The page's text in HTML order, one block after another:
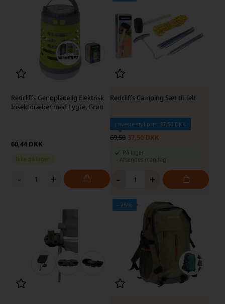
Redcliffs Genopladelig Elektrisk
Insektdræber med Lygte, Grøn
60,44 DKK
Ikke på lager
- +
Redcliffs Camping Sæt til Telt
Laveste stykpris: 37,50 DKK
69,50 37,50 DKK
På lager
Afsendes mandag
- +
- 25%
SKARP PRIS · SKARP PRIS